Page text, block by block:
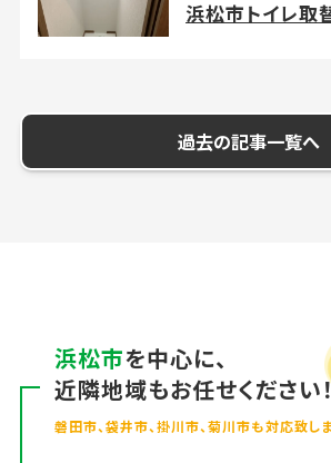
浜松市トイレ取
過去の記事一覧へ
浜松市を中心に、
近隣地域もお任せください
磐田市、袋井市、掛川市、菊川市も対応致し